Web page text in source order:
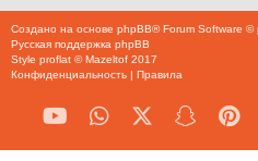
Создано на основе phpBB® Forum Software ©
Русская поддержка phpBB
Style proflat ©Mazeltof 2017
Конфиденциальность | Правила